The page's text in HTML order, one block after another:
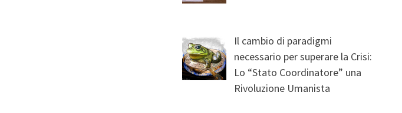
Il cambio di paradigmi
necessario per superare la Crisi:
Lo “Stato Coordinatore” una
Rivoluzione Umanista